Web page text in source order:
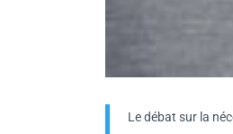
Le débat sur la